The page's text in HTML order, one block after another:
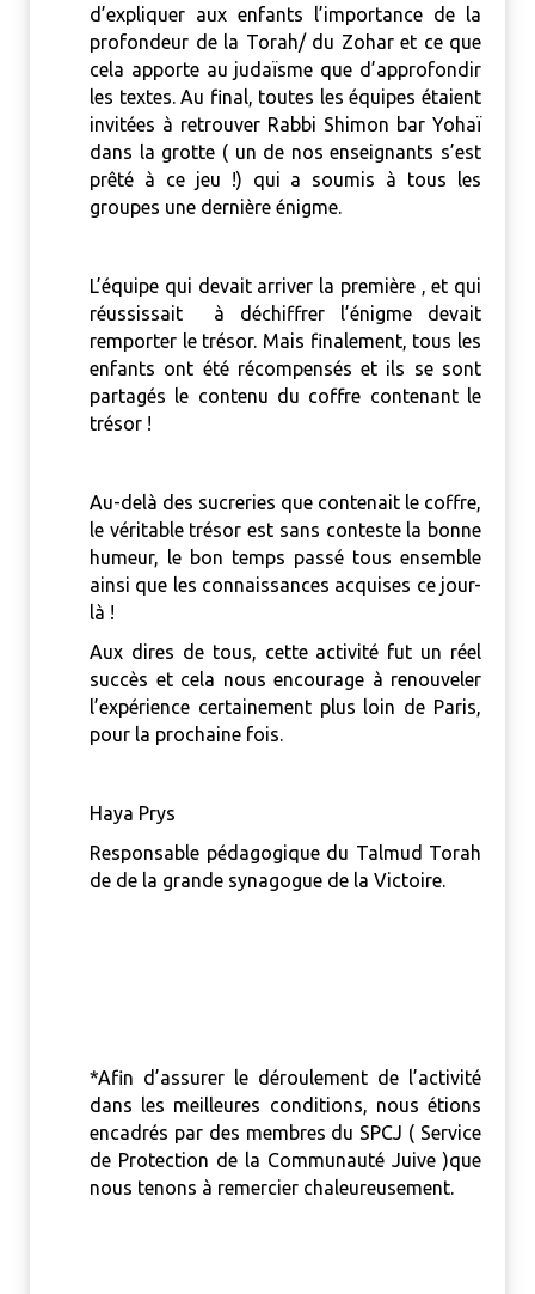
d’expliquer aux enfants l’importance de la
profondeur de la Torah/ du Zohar et ce que
cela apporte au judaïsme que d’approfondir
les textes.Au final, toutes les équipes étaient
invitées à retrouver Rabbi Shimon bar Yohaï
dans la grotte ( un de nos enseignants s’est
prêté à ce jeu !) qui a soumis à tous les
groupes une dernière énigme.
L’équipe qui devait arriver la première , et qui
réussissait à déchiffrer l’énigme devait
remporter le trésor. Mais finalement, tous les
enfants ont été récompensés et ils se sont
partagés le contenu du coffre contenant le
trésor !
Au-delà des sucreries que contenait le coffre,
le véritable trésor est sans conteste la bonne
humeur, le bon temps passé tous ensemble
ainsi que les connaissances acquises ce jour-
là !
Aux dires de tous, cette activité fut un réel
succès et cela nous encourage à renouveler
l’expérience certainement plus loin de Paris,
pour la prochaine fois.
Haya Prys
Responsable pédagogique du Talmud Torah
de de la grande synagogue de la Victoire.
*Afin d’assurer le déroulement de l’activité
dans les meilleures conditions, nous étions
encadrés par des membres du SPCJ ( Service
de Protection de la Communauté Juive )que
nous tenons à remercier chaleureusement.